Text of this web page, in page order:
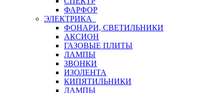
ФАРФОР
ЭЛЕКТРИКА
ФОНАРИ, СВЕТИЛЬНИКИ
АКСИОН
ГАЗОВЫЕ ПЛИТЫ
ЛАМПЫ
ЗВОНКИ
ИЗОЛЕНТА
КИПЯТИЛЬНИКИ
ЛАМПЫ